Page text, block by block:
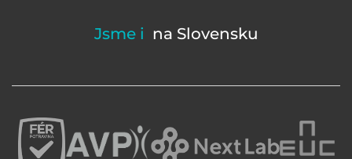
Jsme i na Slovensku